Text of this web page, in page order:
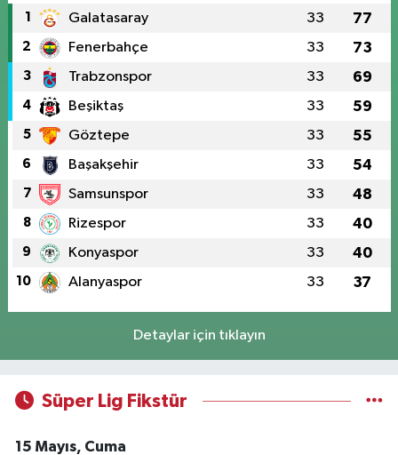
1 Galatasaray 33 77
2 Fenerbahçe 33 73
3 Trabzonspor 33 69
4 Beşiktaş 33 59
5 Göztepe 33 55
6 Başakşehir 33 54
7 Samsunspor 33 48
8 Rizespor 33 40
9 Konyaspor 33 40
10 Alanyaspor 33 37
Detaylar için tıklayın
Süper Lig Fikstür
15 Mayıs, Cuma